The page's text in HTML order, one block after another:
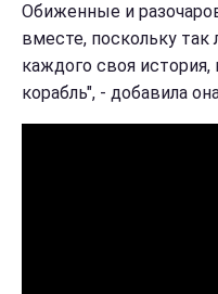
Обиженные и
вместе, поскольку так
каждого своя история,
корабль", - добавила